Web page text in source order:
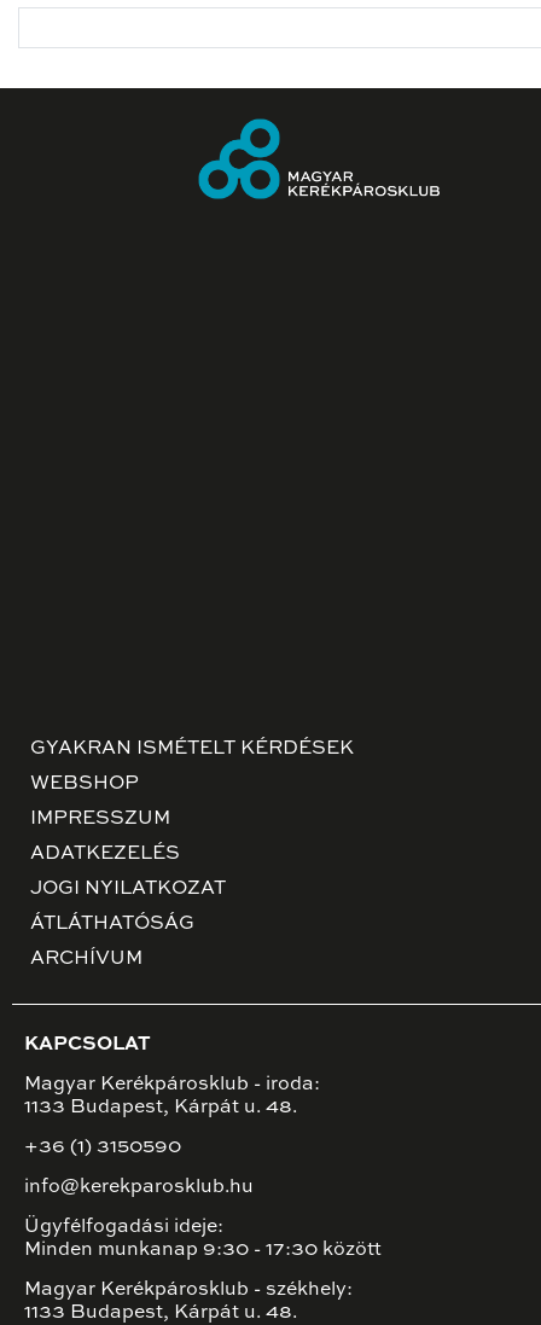
GYAKRAN ISMÉTELT KÉRDÉSEK
WEBSHOP
IMPRESSZUM
ADATKEZELÉS
JOGI NYILATKOZAT
ÁTLÁTHATÓSÁG
ARCHÍVUM
KAPCSOLAT
Magyar Kerékpárosklub - iroda:
1133 Budapest, Kárpát u. 48.
+36 (1) 3150590
info@kerekparosklub.hu
Ügyfélfogadási ideje:
Minden munkanap 9:30 - 17:30 között
Magyar Kerékpárosklub - székhely:
1133 Budapest, Kárpát u. 48.